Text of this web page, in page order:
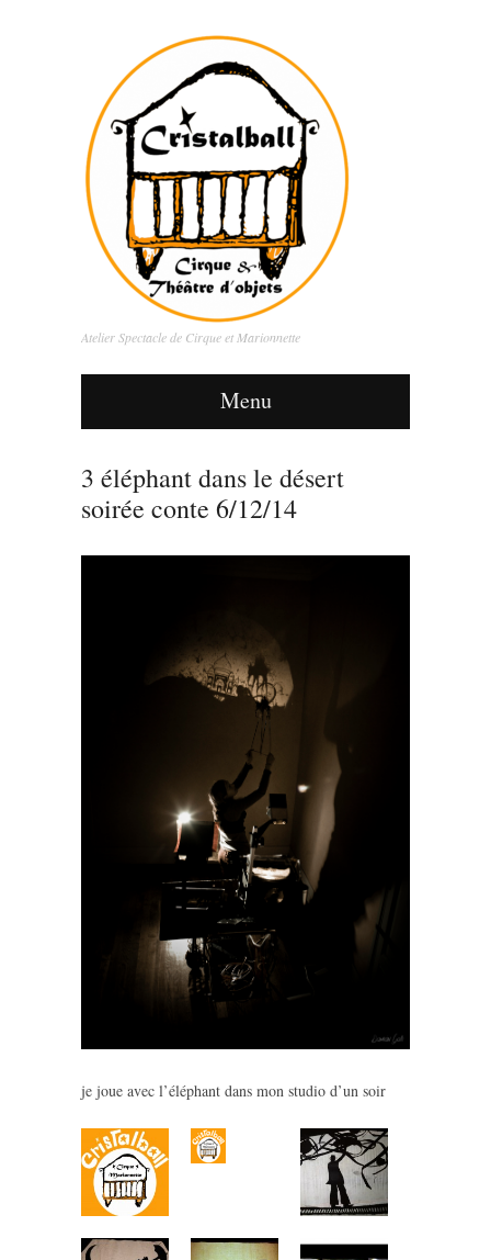
Atelier Spectacle de Cirque et Marionnette
Menu
3 éléphant dans le désert
soirée conte 6/12/14
je joue avec l’éléphant dans mon studio d’un soir